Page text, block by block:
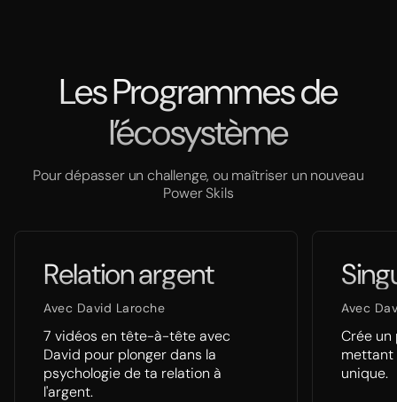
Les Programmes de
l’écosystème
Pour dépasser un challenge, ou maîtriser un nouveau
Power Skils
Relation argent
Avec David Laroche
7 vidéos en tête-à-tête avec
David pour plonger dans la
psychologie de ta relation à
l'argent.
Avec
Crée
mettant
unique.